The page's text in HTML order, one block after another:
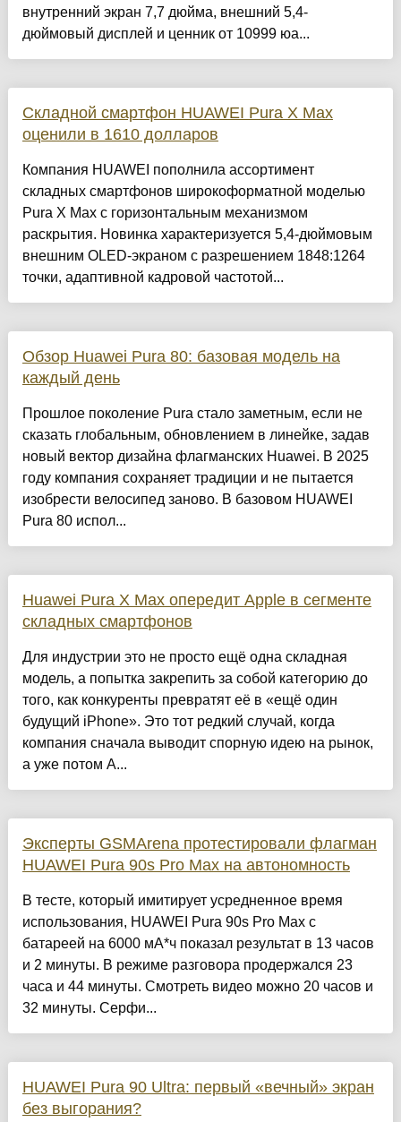
внутренний экран 7,7 дюйма, внешний 5,4-
дюймовый дисплей и ценник от 10999 юа...
Складной смартфон HUAWEI Pura X Max
оценили в 1610 долларов
Компания HUAWEI пополнила ассортимент
складных смартфонов широкоформатной моделью
Pura X Max с горизонтальным механизмом
раскрытия. Новинка характеризуется 5,4-дюймовым
внешним OLED-экраном с разрешением 1848:1264
точки, адаптивной кадровой частотой...
Обзор Huawei Pura 80: базовая модель на
каждый день
Прошлое поколение Pura стало заметным, если не
сказать глобальным, обновлением в линейке, задав
новый вектор дизайна флагманских Huawei. В 2025
году компания сохраняет традиции и не пытается
изобрести велосипед заново. В базовом HUAWEI
Pura 80 испол...
Huawei Pura X Max опередит Apple в сегменте
складных смартфонов
Для индустрии это не просто ещё одна складная
модель, а попытка закрепить за собой категорию до
того, как конкуренты превратят её в «ещё один
будущий iPhone». Это тот редкий случай, когда
компания сначала выводит спорную идею на рынок,
а уже потом A...
Эксперты GSMArena протестировали флагман
HUAWEI Pura 90s Pro Max на автономность
В тесте, который имитирует усредненное время
использования, HUAWEI Pura 90s Pro Max с
батареей на 6000 мА*ч показал результат в 13 часов
и 2 минуты. В режиме разговора продержался 23
часа и 44 минуты. Смотреть видео можно 20 часов и
32 минуты. Серфи...
HUAWEI Pura 90 Ultra: первый «вечный» экран
без выгорания?